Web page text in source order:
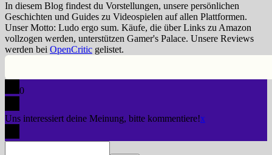
In diesem Blog findest du Vorstellungen, unsere persönlichen
Geschichten und Guides zu Videospielen auf allen Plattformen.
Unser Motto: Ludo ergo sum. Käufe, die über Links zu Amazon
vollzogen werden, unterstützen Gamer's Palace. Unsere Reviews
werden bei OpenCritic gelistet.
0
Uns interessiert deine Meinung, bitte kommentiere!x